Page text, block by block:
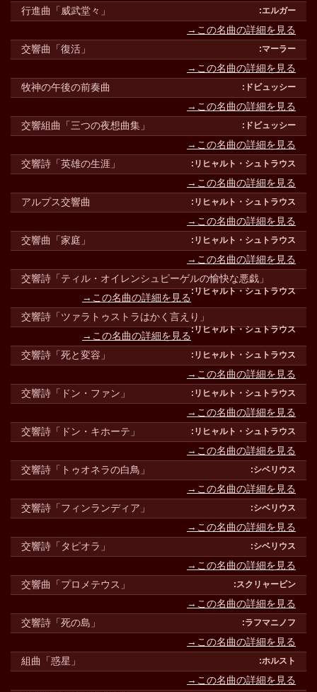
行進曲「威武堂々」
→この名曲の詳細を見る
交響曲「復活」
→この名曲の詳細を見る
牧神の午後の前奏曲
→この名曲の詳細を見る
交響組曲「三つの夜想曲集」
→この名曲の詳細を見る
交響詩「英雄の生涯」
→この名曲の詳細を見る
アルプス交響曲
→この名曲の詳細を見る
交響曲「家庭」
→この名曲の詳細を見る
交響詩「ティル・オイレンシュピーゲルの愉快な悪戯」
→この名曲の詳細を見る
交響詩「ツァラトゥストラはかく言えり」
→この名曲の詳細を見る
交響詩「死と変容」
→この名曲の詳細を見る
交響詩「ドン・ファン」
→この名曲の詳細を見る
交響詩「ドン・キホーテ」
→この名曲の詳細を見る
交響詩「トゥオネラの白鳥」
→この名曲の詳細を見る
交響詩「フィンランディア」
→この名曲の詳細を見る
交響詩「タピオラ」
→この名曲の詳細を見る
交響曲「プロメテウス」
→この名曲の詳細を見る
交響詩「死の島」
→この名曲の詳細を見る
組曲「惑星」
→この名曲の詳細を見る